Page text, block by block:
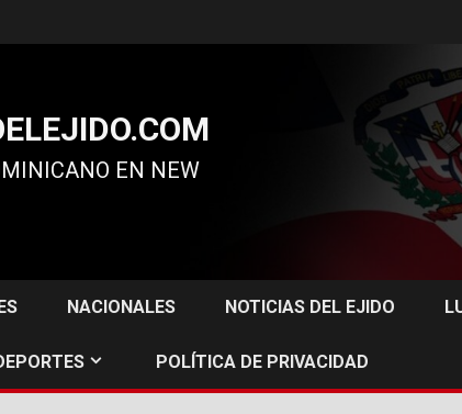
EN NEW
NACIONALES NOTICIAS DEL EJIDO
POLÍTICA DE PRIVACIDAD